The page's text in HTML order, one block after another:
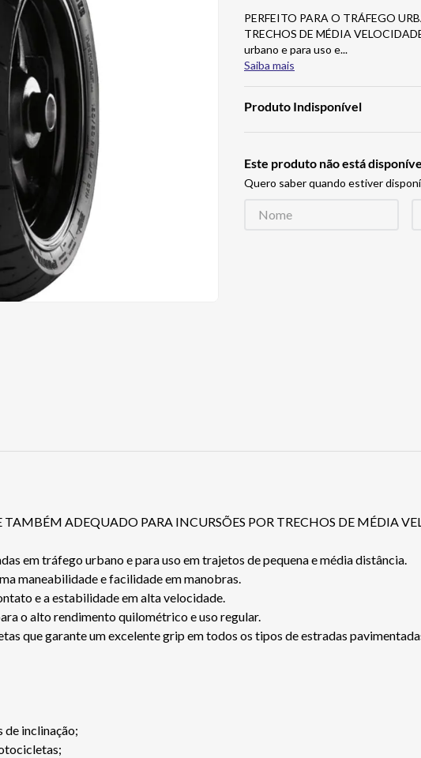
PERFEITO PARA O TRÁFEGO
TRECHOS DE MÉDIA
urbano e para uso e...
Saiba mais
Produto Indisponível
Este produto não está
Quero saber quando estiver
TAMBÉM ADEQUADO PARA INCURSÕES POR TRECHOS DE MÉDIA
em tráfego urbano e para uso em trajetos de pequena e média distância.
maneabilidade e facilidade em manobras.
e a estabilidade em alta velocidade.
o alto rendimento quilométrico e uso regular.
que garante um excelente grip em todos os tipos de estradas
de inclinação;